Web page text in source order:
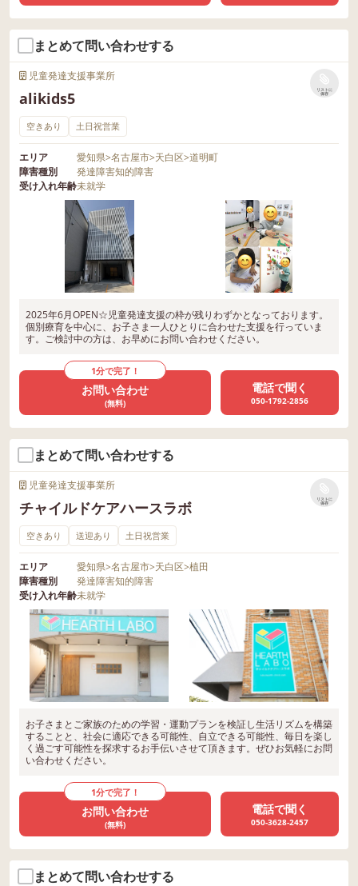
まとめて問い合わせする
児童発達支援事業所
alikids5
リストに
保存
空きあり 土日祝営業
エリア 愛知県>名古屋市>天白区>道明町
障害種別
発達障害知的障害
受け入れ年齢未就学
2025年6月OPEN☆児童発達支援の枠が残りわずかとなっております。
個別療育を中心に、お子さま一人ひとりに合わせた支援を行っていま
す。ご検討中の方は、お早めにお問い合わせください。
1分で完了！
お問い合わせ
(無料)
電話で聞く
050-1792-2856
まとめて問い合わせする
児童発達支援事業所
チャイルドケアハースラボ
リストに
保存
空きあり 送迎あり 土日祝営業
エリア 愛知県>名古屋市>天白区>植田
障害種別
発達障害知的障害
受け入れ年齢未就学
お子さまとご家族のための学習・運動プランを検証し生活リズムを構築
することと、社会に適応できる可能性、自立できる可能性、毎日を楽し
く過ごす可能性を探求するお手伝いさせて頂きます。ぜひお気軽にお問
い合わせください。
1分で完了！
お問い合わせ
(無料)
電話で聞く
050-3628-2457
まとめて問い合わせする